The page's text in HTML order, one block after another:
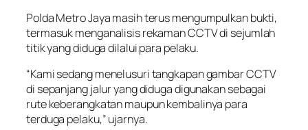
Polda Metro Jaya masih terus mengumpulkan bukti,
termasuk menganalisis rekaman CCTV di sejumlah
titik yang diduga dilalui para pelaku.
“Kami sedang menelusuri tangkapan gambar CCTV
di sepanjang jalur yang diduga digunakan sebagai
rute keberangkatan maupun kembalinya para
terduga pelaku,” ujarnya.